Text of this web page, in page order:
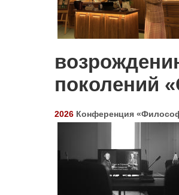
поколений «
2026 Конференция